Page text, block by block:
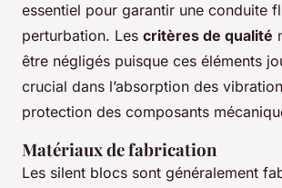
essentiel pour garantir une conduite
perturbation. Les critères de qualité
être négligés puisque ces éléments
crucial dans l’absorption des
protection des composants
Matériaux de fabrication
Les silent blocs sont généralement